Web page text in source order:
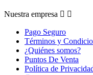
Nuestra empresa  
Pago Seguro
Términos y
¿Quiénes somos?
Puntos De Venta
Política de